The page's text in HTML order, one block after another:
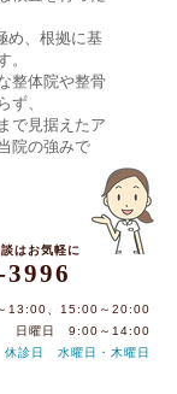
はお気軽に
め、根拠に基
。
整体院や整骨
ず、
で見据えたア
院の強みで
13:00、15:00～20:00
日曜日 9:00～14:00
休診日 水曜日・木曜日